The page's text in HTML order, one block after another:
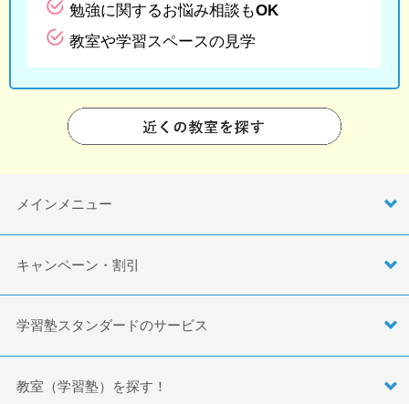
勉強に関するお悩み相談もOK
教室や学習スペースの見学
メインメニュー
キャンペーン・割引
学習塾スタンダードのサービス
教室（学習塾）を探す！